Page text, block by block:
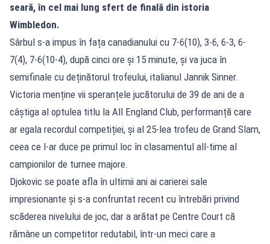
seară, în cel mai lung sfert de finală din istoria
Wimbledon.
Sârbul s-a impus în fața canadianului cu 7-6(10), 3-6, 6-3, 6-
7(4), 7-6(10-4), după cinci ore și 15 minute, și va juca în
semifinale cu deținătorul trofeului, italianul Jannik Sinner.
Victoria menține vii speranțele jucătorului de 39 de ani de a
câștiga al optulea titlu la All England Club, performanță care
ar egala recordul competiției, și al 25-lea trofeu de Grand Slam,
ceea ce l-ar duce pe primul loc în clasamentul all-time al
campionilor de turnee majore.
Djokovic se poate afla în ultimii ani ai carierei sale
impresionante și s-a confruntat recent cu întrebări privind
scăderea nivelului de joc, dar a arătat pe Centre Court că
rămâne un competitor redutabil, într-un meci care a